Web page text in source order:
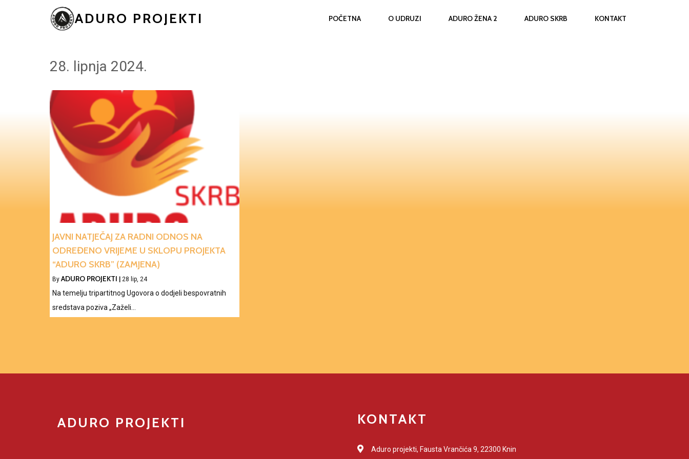
ADURO PROJEKTI POČETNA O UDRUZI ADURO ŽENA 2 ADURO SKRB KONTAKT
28. lipnja 2024.
JAVNI NATJEČAJ ZA RADNI ODNOS NA
ODREĐENO VRIJEME U SKLOPU PROJEKTA
“ADURO SKRB” (ZAMJENA)
By ADURO PROJEKTI 28 lip, 24
Na temelju tripartitnog Ugovora o dodjeli bespovratnih
sredstava poziva „Zaželi…
ADURO PROJEKTI KONTAKT
Aduro projekti, Fausta Vrančića 9, 22300 Knin